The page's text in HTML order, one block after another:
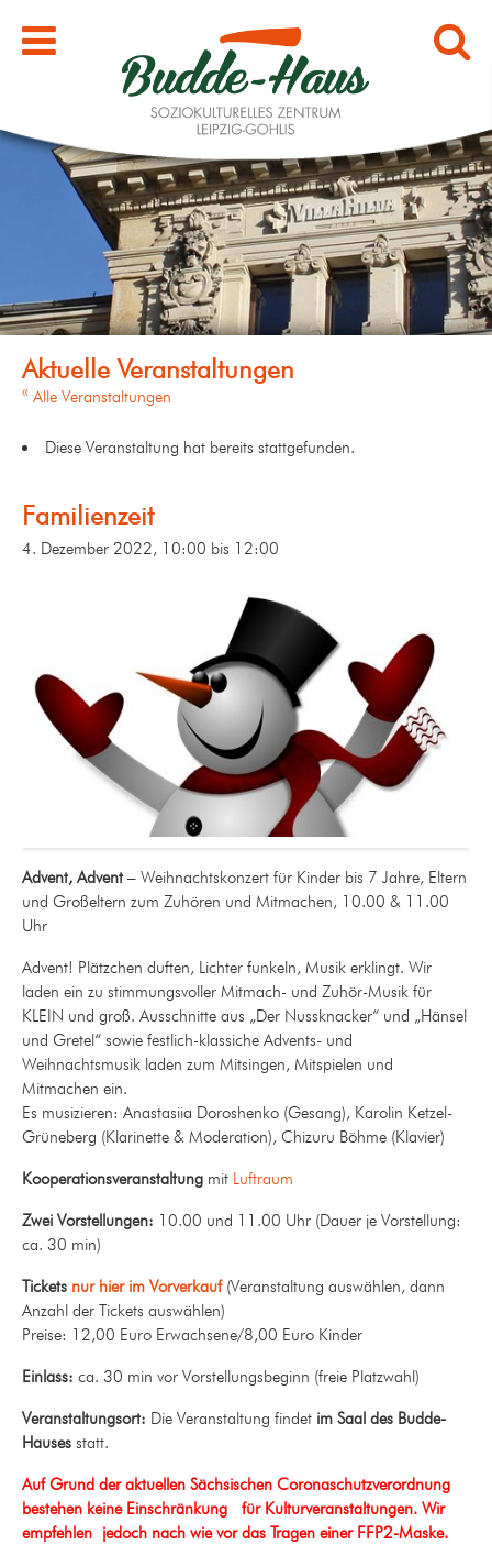
« Alle Veranstaltungen
Diese Veranstaltung hat bereits stattgefunden.
Familienzeit
4. Dezember 2022, 10:00 bis 12:00
Advent, Advent– Weihnachtskonzert für Kinder bis 7 Jahre, Eltern
und Großeltern zum Zuhören und Mitmachen, 10.00 & 11.00
Uhr
Advent! Plätzchen duften, Lichter funkeln, Musik erklingt. Wir
laden ein zu stimmungsvoller Mitmach- und Zuhör-Musik für
KLEIN und groß. Ausschnitte aus „Der Nussknacker“ und „Hänsel
und Gretel“ sowie festlich-klassiche Advents- und
Weihnachtsmusik laden zum Mitsingen, Mitspielen und
Mitmachen ein.
Es musizieren: Anastasiia Doroshenko (Gesang), Karolin Ketzel-
Grüneberg (Klarinette & Moderation), Chizuru Böhme (Klavier)
Kooperationsveranstaltung mit Luftraum
Zwei Vorstellungen: 10.00 und 11.00 Uhr (Dauer je Vorstellung:
ca. 30 min)
Tickets nur hier im Vorverkauf (Veranstaltung auswählen, dann
Anzahl der Tickets auswählen)
Preise: 12,00 Euro Erwachsene/8,00 Euro Kinder
Einlass: ca. 30 min vor Vorstellungsbeginn (freie Platzwahl)
Veranstaltungsort: Die Veranstaltung findet im Saal des Budde-
Hauses statt.
Auf Grund der aktuellen Sächsischen Coronaschutzverordnung
bestehen keine Einschränkung für Kulturveranstaltungen. Wir
empfehlen jedoch nach wie vor das Tragen einer FFP2-Maske.